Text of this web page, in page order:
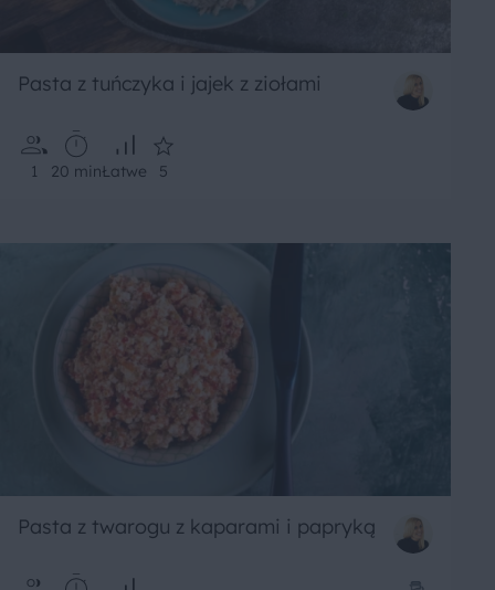
Pasta z tuńczyka i jajek z ziołami
1 20 minŁatwe 5
Pasta z twarogu z kaparami i papryką